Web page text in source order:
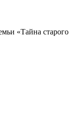
«Тайна старого